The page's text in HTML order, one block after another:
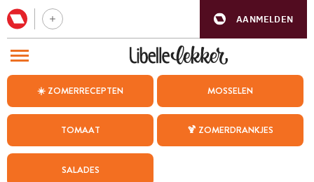
AANMELDEN
☀️ ZOMERRECEPTEN MOSSELEN
TOMAAT 🍹 ZOMERDRANKJES
SALADES
BEZOEK ONZE ANDERE WEBSITES
WEEKMENU
CHAT MET MAIA